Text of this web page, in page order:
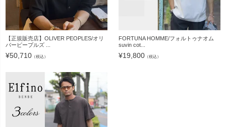
【正規販売店】OLIVER PEOPLES/オリ
バーピープルズ ...
¥50,710 （税込）
FORTUNA HOMME/フォルトゥナオム
suvin cot...
¥19,800 （税込）